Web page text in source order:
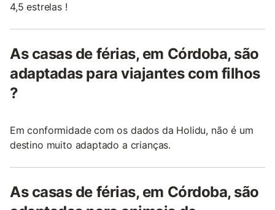
4,5 estrelas !
As casas de férias, em Córdoba, são
adaptadas para viajantes com filhos
?
Em conformidade com os dados da Holidu, não é um
destino muito adaptado a crianças.
As casas de férias, em Córdoba, são